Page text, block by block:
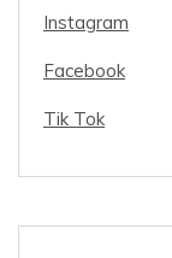
Instagram
Facebook
Tik Tok